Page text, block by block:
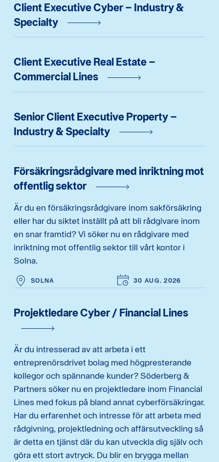
Client Executive Cyber – Industry &
Specialty
Client Executive Real Estate –
Commercial Lines
Senior Client Executive Property –
Industry & Specialty
Försäkringsrådgivare med inriktning mot
offentlig sektor
Är du en försäkringsrådgivare inom sakförsäkring
eller har du siktet inställt på att bli rådgivare inom
en snar framtid? Vi söker nu en rådgivare med
inriktning mot offentlig sektor till vårt kontor i
Solna.
SOLNA 30 AUG. 2026
Projektledare Cyber / Financial Lines
Är du intresserad av att arbeta i ett
entreprenörsdrivet bolag med högpresterande
kollegor och spännande kunder? Söderberg &
Partners söker nu en projektledare inom Financial
Lines med fokus på bland annat cyberförsäkringar.
Har du erfarenhet och intresse för att arbeta med
rådgivning, projektledning och affärsutveckling så
är detta en tjänst där du kan utveckla dig själv och
göra ett stort avtryck. Du blir en brygga mellan